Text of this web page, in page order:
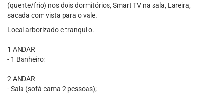
(quente/frio) nos dois dormitórios, Smart TV na sala, Lareira,
sacada com vista para o vale.
Local arborizado e tranquilo.
1 ANDAR
- 1 Banheiro;
2 ANDAR
- Sala (sofá-cama 2 pessoas);